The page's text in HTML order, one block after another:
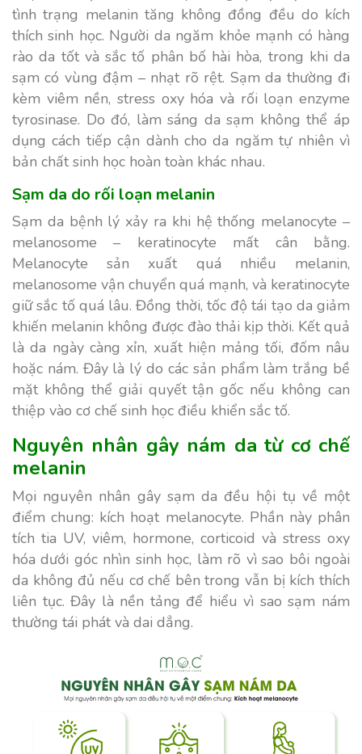
tình trạng melanin tăng không đồng đều do kích
thích sinh học. Người da ngăm khỏe mạnh có hàng
rào da tốt và sắc tố phân bố hài hòa, trong khi da
sạm có vùng đậm – nhạt rõ rệt. Sạm da thường đi
kèm viêm nền, stress oxy hóa và rối loạn enzyme
tyrosinase. Do đó, làm sáng da sạm không thể áp
dụng cách tiếp cận dành cho da ngăm tự nhiên vì
bản chất sinh học hoàn toàn khác nhau.
Sạm da do rối loạn melanin
Sạm da bệnh lý xảy ra khi hệ thống melanocyte –
melanosome – keratinocyte mất cân bằng.
Melanocyte sản xuất quá nhiều melanin,
melanosome vận chuyển quá mạnh, và keratinocyte
giữ sắc tố quá lâu. Đồng thời, tốc độ tái tạo da giảm
khiến melanin không được đào thải kịp thời. Kết quả
là da ngày càng xỉn, xuất hiện mảng tối, đốm nâu
hoặc nám. Đây là lý do các sản phẩm làm trắng bề
mặt không thể giải quyết tận gốc nếu không can
thiệp vào cơ chế sinh học điều khiển sắc tố.
Nguyên nhân gây nám da từ cơ chế
melanin
Mọi nguyên nhân gây sạm da đều hội tụ về một
điểm chung: kích hoạt melanocyte. Phần này phân
tích tia UV, viêm, hormone, corticoid và stress oxy
hóa dưới góc nhìn sinh học, làm rõ vì sao bôi ngoài
da không đủ nếu cơ chế bên trong vẫn bị kích thích
liên tục. Đây là nền tảng để hiểu vì sao sạm nám
thường tái phát và dai dẳng.